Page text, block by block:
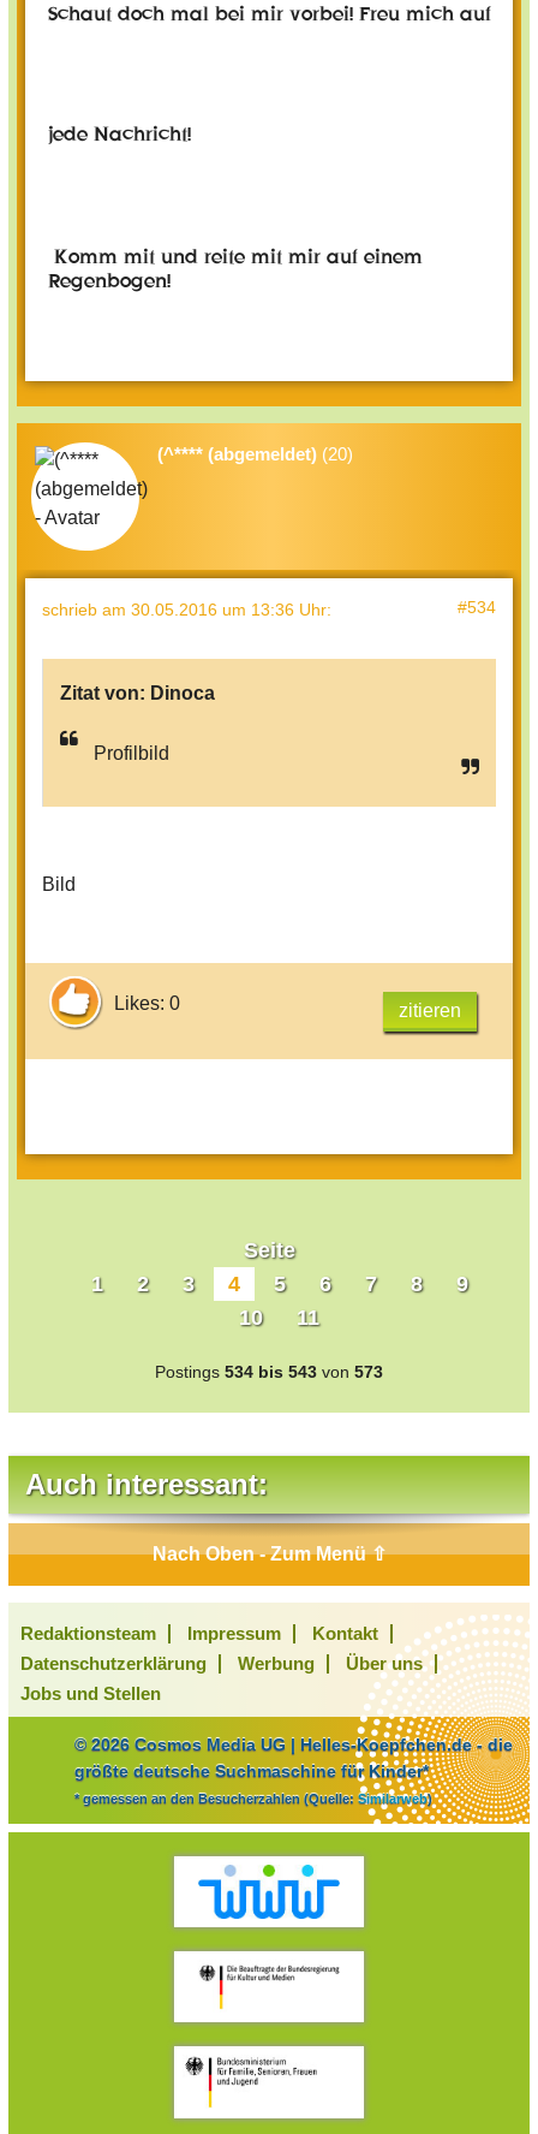
Schaut doch mal bei mir vorbei! Freu mich auf
jede Nachricht!
Komm mit und reite mit mir auf einem
Regenbogen!
(^**** (abgemeldet) (20)
schrieb am 30.05.2016 um 13:36 Uhr: #534
Zitat von: Dinoca
Profilbild
Bild
Likes: 0 zitieren
Seite
1
2 3 4 5 6 7 8
9
10
11
Postings 534 bis 543 von 573
Auch interessant:
Nach Oben - Zum Menü ⇧
Redaktionsteam Impressum
Kontakt
Datenschutzerklärung
Werbung
Über uns
Jobs und Stellen
© 2026 Cosmos Media UG | Helles-Koepfchen.de - die
größte deutsche Suchmaschine für Kinder*
* gemessen an den Besucherzahlen (Quelle: Similarweb)